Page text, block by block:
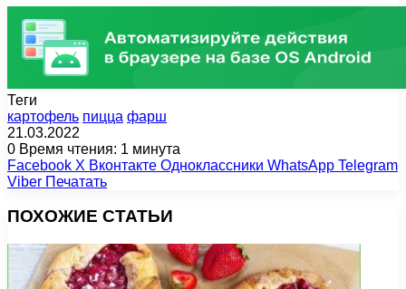
Теги
картофель пицца фарш
21.03.2022
0 Время чтения: 1 минута
Facebook X Вконтакте Одноклассники WhatsApp Telegram
Viber Печатать
ПОХОЖИЕ СТАТЬИ